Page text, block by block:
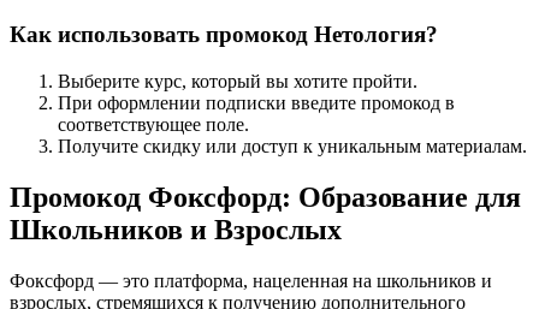
Как использовать промокод Нетология?
Выберите курс, который вы хотите пройти.
При оформлении подписки введите промокод в
соответствующее поле.
Получите скидку или доступ к уникальным материалам.
Промокод Фоксфорд: Образование для
Школьников и Взрослых
Фоксфорд — это платформа, нацеленная на школьников и
взрослых, стремящихся к получению дополнительного